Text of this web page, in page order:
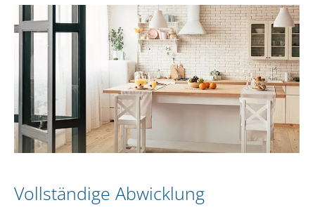
Vollständige Abwicklung